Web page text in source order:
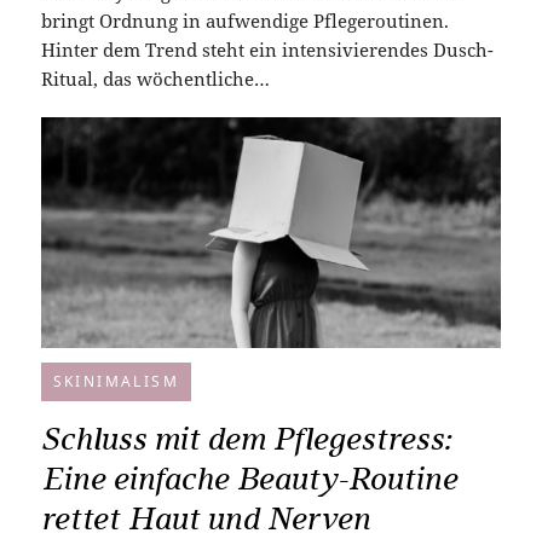
bringt Ordnung in aufwendige Pflegeroutinen.
Hinter dem Trend steht ein intensivierendes Dusch-
Ritual, das wöchentliche…
SKINIMALISM
Schluss mit dem Pflegestress:
Eine einfache Beauty-Routine
rettet Haut und Nerven